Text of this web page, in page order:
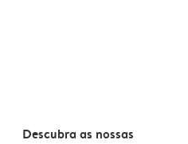
Descubra as nossas